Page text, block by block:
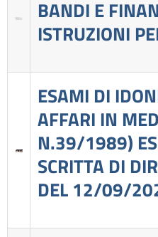
BANDI E
ISTRUZIONI
ESAMI DI
AFFARI IN
N.39/1989)
SCRITTA DI
DEL 12/09/